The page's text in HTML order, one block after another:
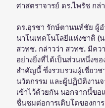
ศาสตราจารย์ ดร.ไพรัช กล่
ดร.อุรชา รักษ์ตานนท์ชัย ผู้
นาโนเทคโนโลยีแห่งชาติ (
สวทช. กล่าวว่า สวทช. มีคว
อย่างยิ่งที่ได้เป็นส่วนหนึ่งขอ
สำคัญนี้ ซึ่งรวบรวมผู้เชี่ยว
นวัตกรรม และผู้ปฏิบัติงานจ
เข้าไว้ด้วยกัน นอกจากนี้ขอ
ชื่นชมต่อการเติบโตของกา